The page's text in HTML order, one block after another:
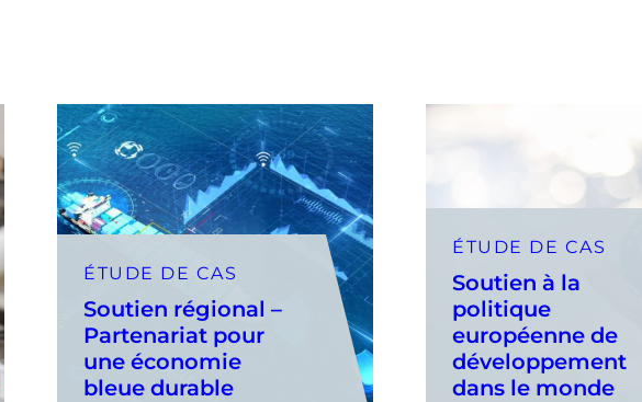
ÉTUDE DE CAS
Soutien régional –
Partenariat pour
une économie
bleue durable
ÉTUDE DE CAS
Soutien à la
politique
européenne de
développement
dans le monde